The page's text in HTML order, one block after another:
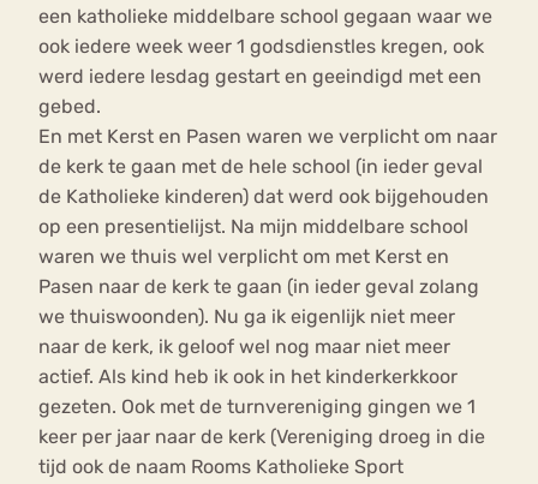
een katholieke middelbare school gegaan waar we
ook iedere week weer 1 godsdienstles kregen, ook
werd iedere lesdag gestart en geeindigd met een
gebed.
En met Kerst en Pasen waren we verplicht om naar
de kerk te gaan met de hele school (in ieder geval
de Katholieke kinderen) dat werd ook bijgehouden
op een presentielijst. Na mijn middelbare school
waren we thuis wel verplicht om met Kerst en
Pasen naar de kerk te gaan (in ieder geval zolang
we thuiswoonden). Nu ga ik eigenlijk niet meer
naar de kerk, ik geloof wel nog maar niet meer
actief. Als kind heb ik ook in het kinderkerkkoor
gezeten. Ook met de turnvereniging gingen we 1
keer per jaar naar de kerk (Vereniging droeg in die
tijd ook de naam Rooms Katholieke Sport